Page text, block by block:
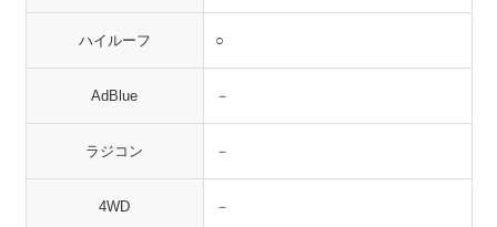
ハイルーフ ○
AdBlue －
ラジコン －
4WD －